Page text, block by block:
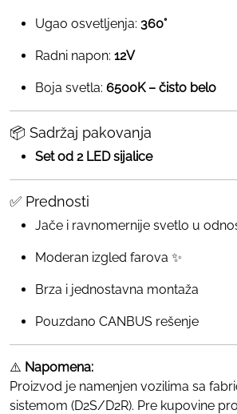
Ugao osvetljenja: 360°
Radni napon: 12V
Boja svetla: 6500K – čisto belo
📦 Sadržaj pakovanja
Set od 2 LED sijalice
✅ Prednosti
Jače i ravnomernije svetlo u
Moderan izgled farova ✨
Brza i jednostavna montaža
Pouzdano CANBUS rešenje
⚠️ Napomena:
Proizvod je namenjen vozilima sa
sistemom (D2S/D2R). Pre kupovine